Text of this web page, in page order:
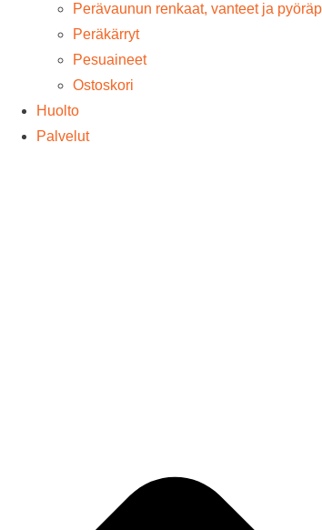
Perävaunun renkaat, vanteet ja
Peräkärryt
Pesuaineet
Ostoskori
Huolto
Palvelut